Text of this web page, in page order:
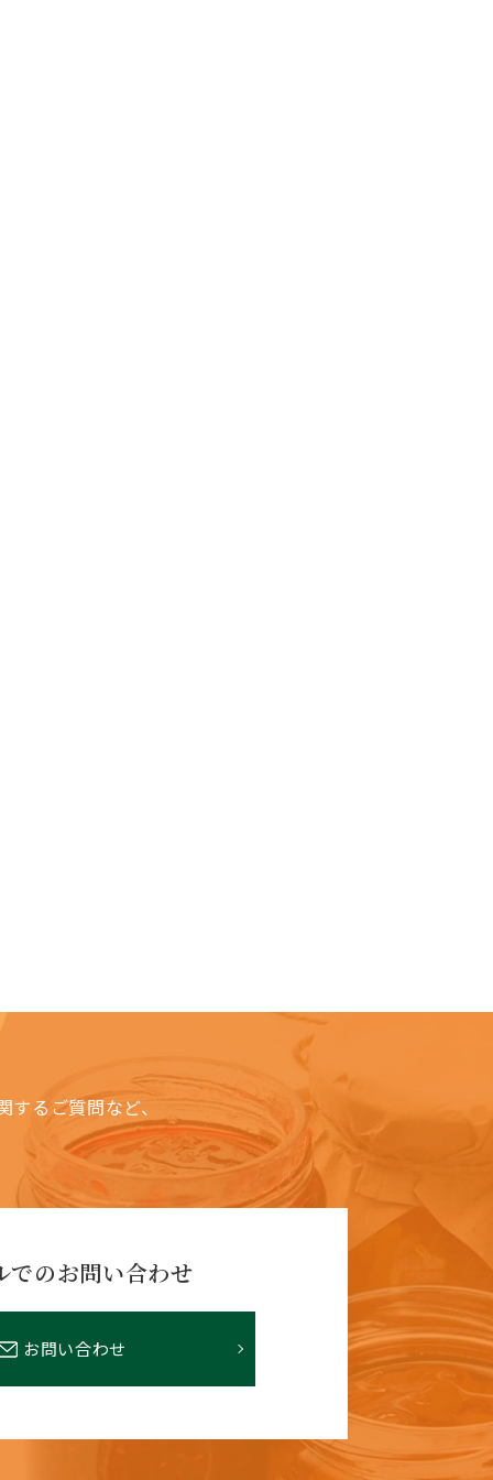
るご質問など、
でのお問い合わせ
お問い合わせ